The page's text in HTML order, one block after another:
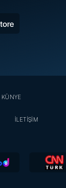
KÜNYE
İLETİŞİM